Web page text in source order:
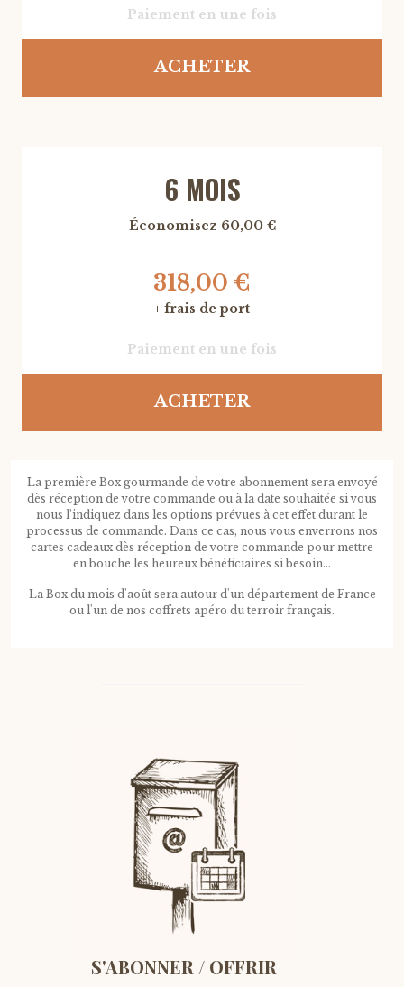
Paiement en une fois
ACHETER
6 MOIS
Économisez 60,00 €
318,00 €
+ frais de port
Paiement en une fois
ACHETER
La première Box gourmande de votre abonnement sera envoyé
dès réception de votre commande ou à la date souhaitée si vous
nous l'indiquez dans les options prévues à cet effet durant le
processus de commande. Dans ce cas, nous vous enverrons nos
cartes cadeaux dès réception de votre commande pour mettre
en bouche les heureux bénéficiaires si besoin...
La Box du mois d'août sera autour d'un département de France
ou l'un de nos coffrets apéro du terroir français.
S'ABONNER / OFFRIR